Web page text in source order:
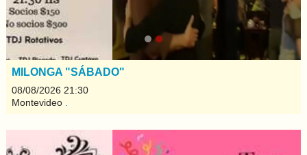
MILONGA "SÁBADO"
08/08/2026 21:30
Montevideo